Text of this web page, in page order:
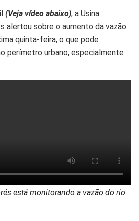
(Veja vídeo abaixo), a Usina
alertou sobre o aumento da vazão
quinta-feira, o que pode
perímetro urbano, especialmente
está monitorando a vazão do rio